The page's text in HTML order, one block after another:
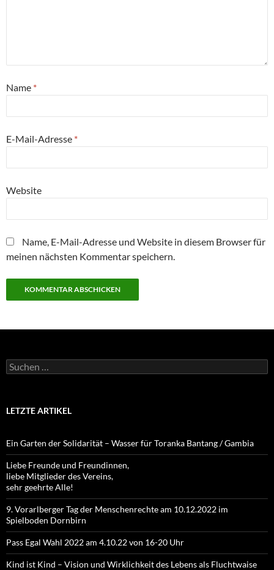
Name *
E-Mail-Adresse *
Website
Name, E-Mail-Adresse und Website in diesem Browser für
meinen nächsten Kommentar speichern.
Suchen
nach:
LETZTE ARTIKEL
Ein Garten der Solidarität – Wasser für Toranka Bantang / Gambia
Liebe Freunde und Freundinnen,
liebe Mitglieder des Vereins,
sehr geehrte Alle!
9. Vorarlberger Tag der Menschenrechte am 10.12.2022 im
Spielboden Dornbirn
Pass Egal Wahl 2022 am 4.10.22 von 16-20 Uhr
Kind ist Kind – Vision und Wirklichkeit des Lebens als Fluchtwaise